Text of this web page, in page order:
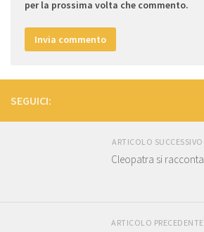
per la prossima volta che commento.
SEGUICI:
ARTICOLO SUCCESSIVO
Cleopatra si racconta
ARTICOLO PRECEDENTE